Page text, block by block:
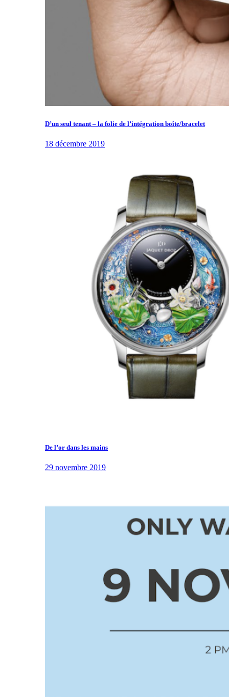
D’un seul tenant – la folie de l’intégration boîte/bracelet
18 décembre 2019
De l’or dans les mains
29 novembre 2019